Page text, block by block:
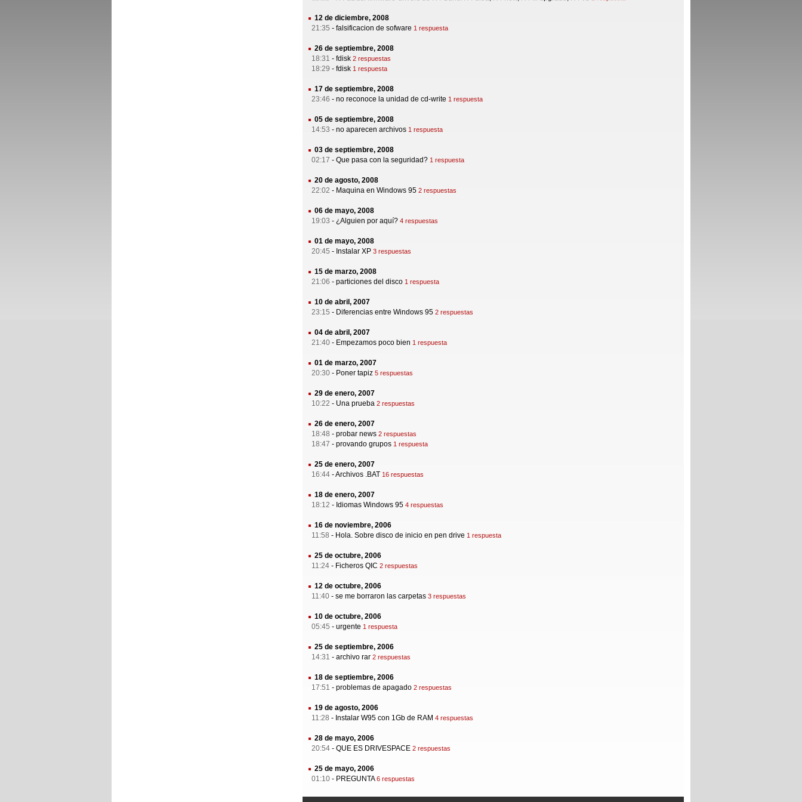
12 de diciembre, 2008
21:35 - falsificacion de sofware 1 respuesta
26 de septiembre, 2008
18:31 - fdisk 2 respuestas
18:29 - fdisk 1 respuesta
17 de septiembre, 2008
23:46 - no reconoce la unidad de cd-write 1 respuesta
05 de septiembre, 2008
14:53 - no aparecen archivos 1 respuesta
03 de septiembre, 2008
02:17 - Que pasa con la seguridad? 1 respuesta
20 de agosto, 2008
22:02 - Maquina en Windows 95 2 respuestas
06 de mayo, 2008
19:03 - ¿Alguien por aquí? 4 respuestas
01 de mayo, 2008
20:45 - Instalar XP 3 respuestas
15 de marzo, 2008
21:06 - particiones del disco 1 respuesta
10 de abril, 2007
23:15 - Diferencias entre Windows 95 2 respuestas
04 de abril, 2007
21:40 - Empezamos poco bien 1 respuesta
01 de marzo, 2007
20:30 - Poner tapiz 5 respuestas
29 de enero, 2007
10:22 - Una prueba 2 respuestas
26 de enero, 2007
18:48 - probar news 2 respuestas
18:47 - provando grupos 1 respuesta
25 de enero, 2007
16:44 -Archivos .BAT 16 respuestas
18 de enero, 2007
18:12 - Idiomas Windows 95 4 respuestas
16 de noviembre, 2006
11:58 - Hola. Sobre disco de inicio en pen drive 1 respuesta
25 de octubre, 2006
11:24 - Ficheros QIC 2 respuestas
12 de octubre, 2006
11:40 - se me borraron las carpetas 3 respuestas
10 de octubre, 2006
05:45 - urgente 1 respuesta
25 de septiembre, 2006
14:31 - archivo rar 2 respuestas
18 de septiembre, 2006
17:51 - problemas de apagado 2 respuestas
19 de agosto, 2006
11:28 - Instalar W95 con 1Gb de RAM 4 respuestas
28 de mayo, 2006
20:54 - QUE ES DRIVESPACE 2 respuestas
25 de mayo, 2006
01:10 - PREGUNTA 6 respuestas